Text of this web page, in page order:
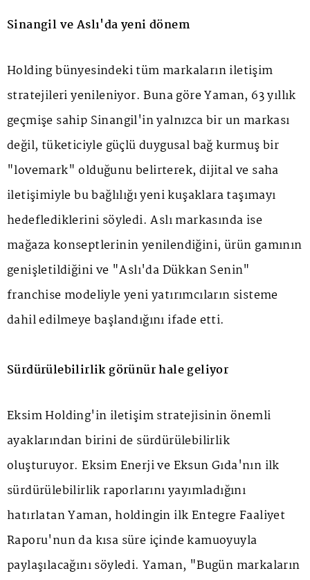
Sinangil ve Aslı'da yeni dönem
Holding bünyesindeki tüm markaların iletişim
stratejileri yenileniyor. Buna göre Yaman, 63 yıllık
geçmişe sahip Sinangil'in yalnızca bir un markası
değil, tüketiciyle güçlü duygusal bağ kurmuş bir
"lovemark" olduğunu belirterek, dijital ve saha
iletişimiyle bu bağlılığı yeni kuşaklara taşımayı
hedeflediklerini söyledi. Aslı markasında ise
mağaza konseptlerinin yenilendiğini, ürün gamının
genişletildiğini ve "Aslı'da Dükkan Senin"
franchise modeliyle yeni yatırımcıların sisteme
dahil edilmeye başlandığını ifade etti.
Sürdürülebilirlik görünür hale geliyor
Eksim Holding'in iletişim stratejisinin önemli
ayaklarından birini de sürdürülebilirlik
oluşturuyor. Eksim Enerji ve Eksun Gıda'nın ilk
sürdürülebilirlik raporlarını yayımladığını
hatırlatan Yaman, holdingin ilk Entegre Faaliyet
Raporu'nun da kısa süre içinde kamuoyuyla
paylaşılacağını söyledi. Yaman, "Bugün markaların